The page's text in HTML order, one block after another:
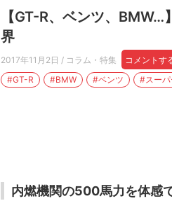
【GT-R、ベンツ、
界
2017年11月2日 / コラム・特集 コメントす
#GT-R
#BMW #ベンツ #スーパ
内燃機関の500馬力を体感